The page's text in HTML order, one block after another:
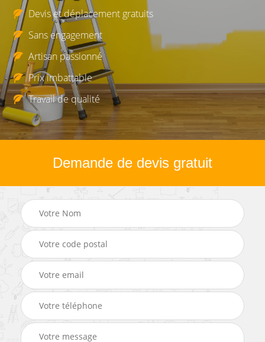
Devis et déplacement gratuits
Sans engagement
Artisan passionné
Prix imbattable
Travail de qualité
Demande de devis gratuit